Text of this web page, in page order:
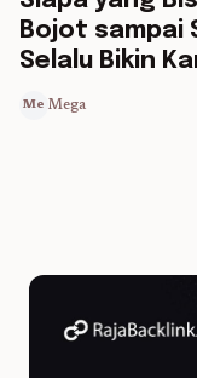
Bojot sampai
Selalu Bikin
Me Mega